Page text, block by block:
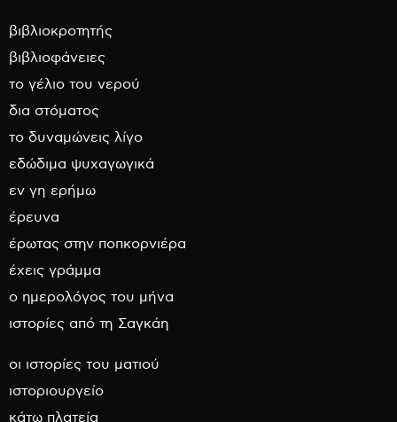
βιβλιοκροτητής
βιβλιοφάνειες
το γέλιο του νερού
δια στόματος
το δυναμώνεις λίγο
εδώδιμα ψυχαγωγικά
εν γη ερήμω
έρευνα
έρωτας στην ποπκορνιέρα
έχεις γράμμα
ο ημερολόγος του μήνα
ιστορίες από τη Σαγκάη
οι ιστορίες του ματιού
ιστοριουργείο
κάτω πλατεία